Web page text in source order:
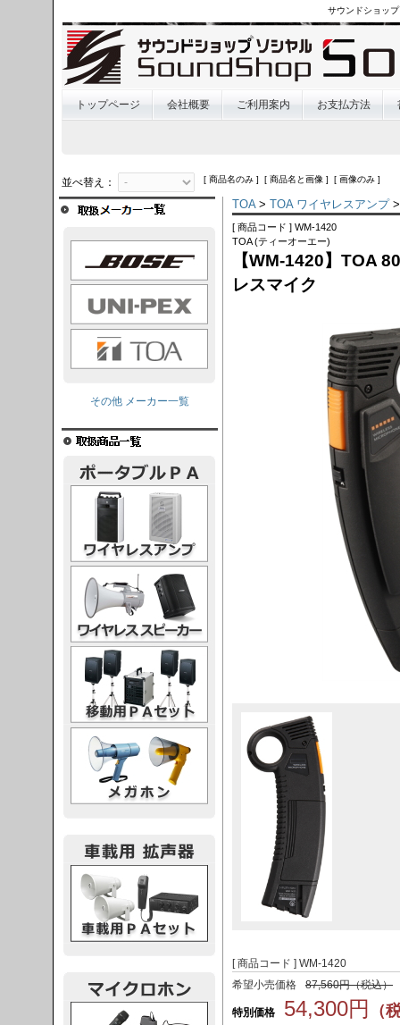
サウンドショッ
トップページ 会社概要 ご利用案内 お支払方法
並べ替え： [ 商品名のみ ] [ 商品名と画像 ] [ 画像のみ ]
TOA> TOA ワイヤレスアンプ>
[ 商品コード ] WM-1420
TOA (ティーオーエー)
【WM-1420】TOA
レスマイク
[ 商品コード ] WM-1420
希望小売価格
87,560円（税込）
特別価格 54,300円 （
その他 メーカー一覧